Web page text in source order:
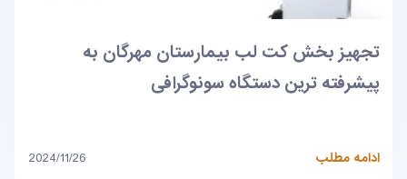
تجهیز بخش کت لب بیمارستان مهرگان به
پیشرفته ترین دستگاه سونوگرافی
ادامه مطلب 2024/11/26